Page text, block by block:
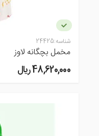
شناسه:24425
مخمل بچگانه لاوز
48,620,000 ريال